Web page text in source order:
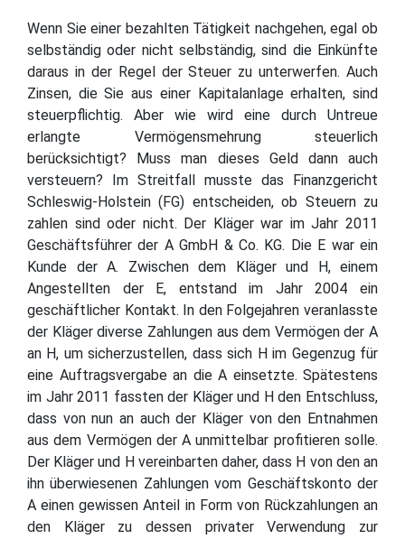
Wenn Sie einer bezahlten Tätigkeit nachgehen, egal ob
selbständig oder nicht selbständig, sind die Einkünfte
daraus in der Regel der Steuer zu unterwerfen. Auch
Zinsen, die Sie aus einer Kapitalanlage erhalten, sind
steuerpflichtig. Aber wie wird eine durch Untreue
erlangte Vermögensmehrung steuerlich
berücksichtigt? Muss man dieses Geld dann auch
versteuern? Im Streitfall musste das Finanzgericht
Schleswig-Holstein (FG) entscheiden, ob Steuern zu
zahlen sind oder nicht. Der Kläger war im Jahr 2011
Geschäftsführer der A GmbH & Co. KG. Die E war ein
Kunde der A. Zwischen dem Kläger und H, einem
Angestellten der E, entstand im Jahr 2004 ein
geschäftlicher Kontakt. In den Folgejahren veranlasste
der Kläger diverse Zahlungen aus dem Vermögen der A
an H, um sicherzustellen, dass sich H im Gegenzug für
eine Auftragsvergabe an die A einsetzte. Spätestens
im Jahr 2011 fassten der Kläger und H den Entschluss,
dass von nun an auch der Kläger von den Entnahmen
aus dem Vermögen der A unmittelbar profitieren solle.
Der Kläger und H vereinbarten daher, dass H von den an
ihn überwiesenen Zahlungen vom Geschäftskonto der
A einen gewissen Anteil in Form von Rückzahlungen an
den Kläger zu dessen privater Verwendung zur